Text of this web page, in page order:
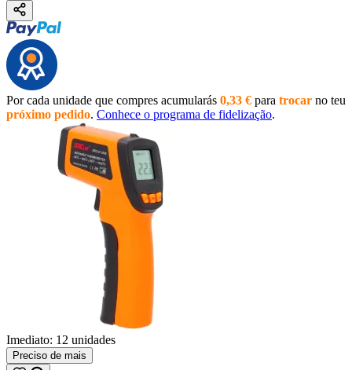
Por cada unidade que compres acumularás 0,33 € para trocar no teu
próximo pedido. Conhece o programa de fidelização.
Imediato: 12 unidades
Preciso de mais